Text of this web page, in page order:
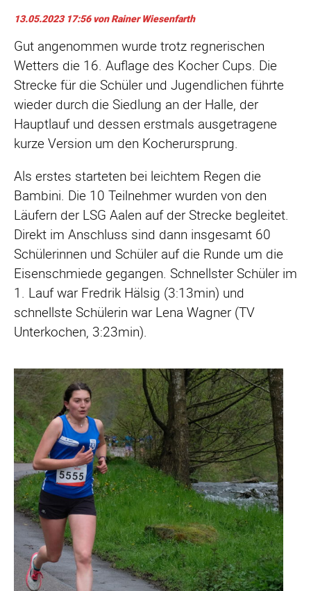
13.05.2023 17:56von Rainer Wiesenfarth
Gut angenommen wurde trotz regnerischen
Wetters die 16. Auflage des Kocher Cups. Die
Strecke für die Schüler und Jugendlichen führte
wieder durch die Siedlung an der Halle, der
Hauptlauf und dessen erstmals ausgetragene
kurze Version um den Kocherursprung.
Als erstes starteten bei leichtem Regen die
Bambini. Die 10 Teilnehmer wurden von den
Läufern der LSG Aalen auf der Strecke begleitet.
Direkt im Anschluss sind dann insgesamt 60
Schülerinnen und Schüler auf die Runde um die
Eisenschmiede gegangen. Schnellster Schüler im
1. Lauf war Fredrik Hälsig (3:13min) und
schnellste Schülerin war Lena Wagner (TV
Unterkochen, 3:23min).